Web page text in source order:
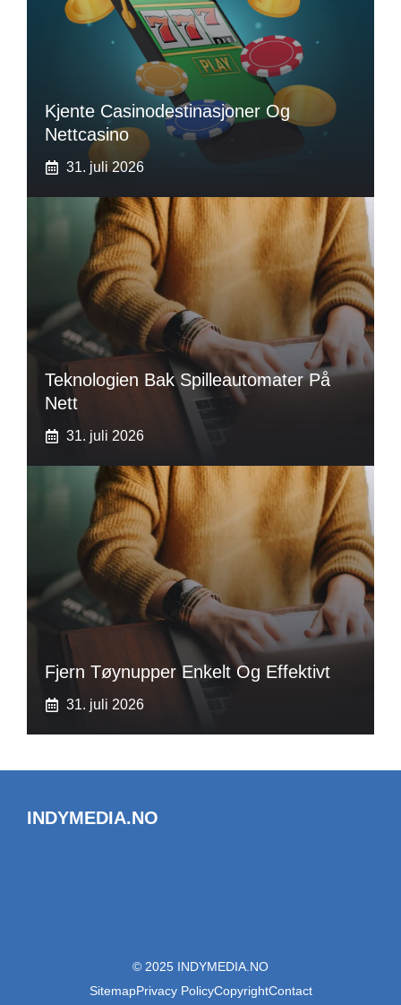
Kjente Casinodestinasjoner Og
Nettcasino
31. juli 2026
Teknologien Bak Spilleautomater På
Nett
31. juli 2026
Fjern Tøynupper Enkelt Og Effektivt
31. juli 2026
INDYMEDIA.NO
© 2025 INDYMEDIA.NO
SitemapPrivacy PolicyCopyrightContact